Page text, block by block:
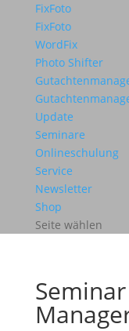
FixFoto
FixFoto
WordFix
Photo Shifter
Update
Seminare
Onlineschulung
Service
Newsletter
Shop
Seite wählen